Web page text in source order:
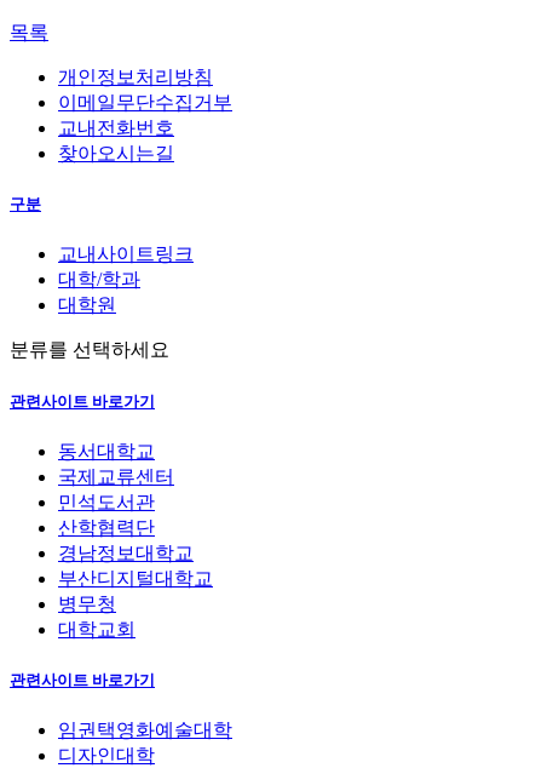
목록
개인정보처리방침
이메일무단수집거부
교내전화번호
찾아오시는길
구분
교내사이트링크
대학/학과
대학원
분류를 선택하세요
관련사이트 바로가기
동서대학교
국제교류센터
민석도서관
산학협력단
경남정보대학교
부산디지털대학교
병무청
대학교회
관련사이트 바로가기
임권택영화예술대학
디자인대학